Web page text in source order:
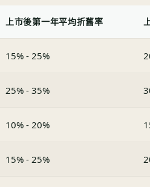
上市後第一年平均折舊率
15% - 25%
25% - 35%
10% - 20%
15% - 25%